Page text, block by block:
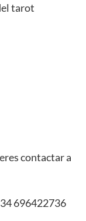
tarot
contactar a
696422736